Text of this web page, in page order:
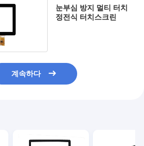
눈부심 방지 멀티 터치
정전식 터치스크린
계속하다